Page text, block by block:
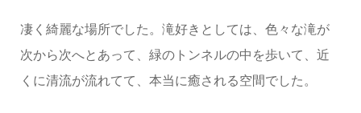
凄く綺麗な場所でした。滝好きとしては、色々な滝が
次から次へとあって、緑のトンネルの中を歩いて、近
くに清流が流れてて、本当に癒される空間でした。